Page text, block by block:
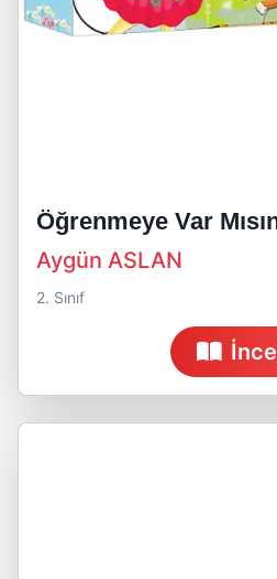
Öğrenmeye Var
Aygün ASLAN
2. Sınıf